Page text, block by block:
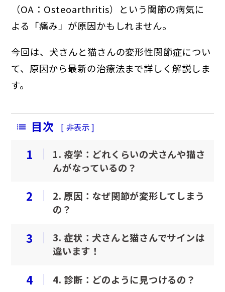
（OA：Osteoarthritis）という関節の病気に
よる「痛み」が原因かもしれません。
今回は、犬さんと猫さんの変形性関節症につい
て、原因から最新の治療法まで詳しく解説しま
す。
目次 [ 非表示]
1
1. 疫学：どれくらいの犬さんや猫さ
んがなっているの？
2
2. 原因：なぜ関節が変形してしまう
の？
3
3. 症状：犬さんと猫さんでサインは
違います！
4 4. 診断：どのように見つけるの？